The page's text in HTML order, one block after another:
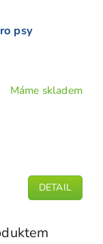
psy
Máme skladem
DETAIL